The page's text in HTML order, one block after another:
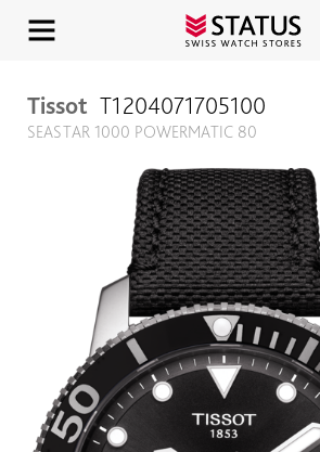
Tissot T1204071705100
SEASTAR 1000 POWERMATIC 80